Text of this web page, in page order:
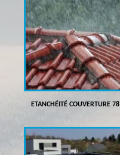
ETANCHÉITÉ COUVERTURE 78